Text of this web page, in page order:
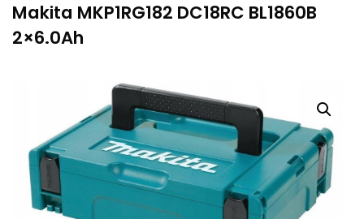
Makita MKP1RG182 DC18RC BL1860B
2×6.0Ah